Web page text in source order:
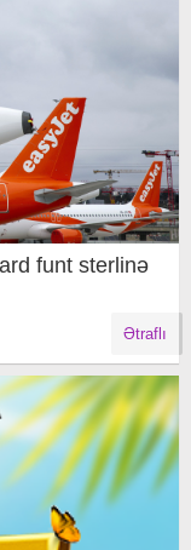
funt sterlinə
Ətraflı